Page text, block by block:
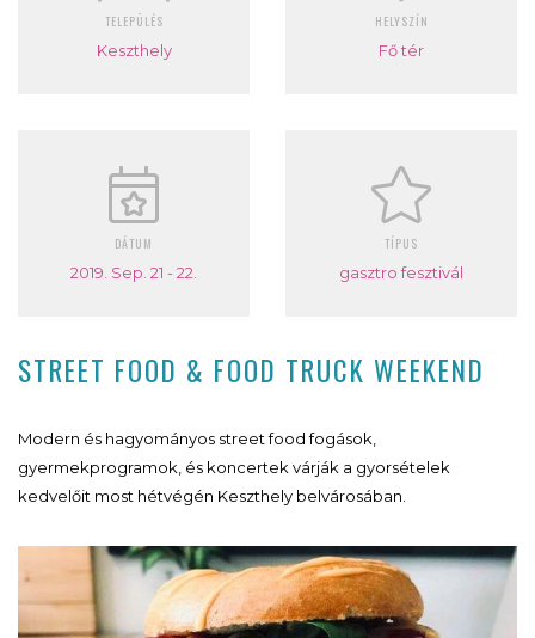
TELEPÜLÉS
Keszthely
HELYSZÍN
Fő tér
DÁTUM
2019. Sep. 21 - 22.
TÍPUS
gasztro fesztivál
STREET FOOD & FOOD TRUCK WEEKEND
Modern és hagyományos street food fogások,
gyermekprogramok, és koncertek várják a gyorsételek
kedvelőit most hétvégén Keszthely belvárosában.